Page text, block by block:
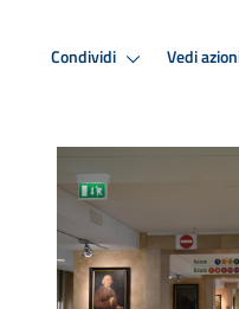
Condividi Vedi